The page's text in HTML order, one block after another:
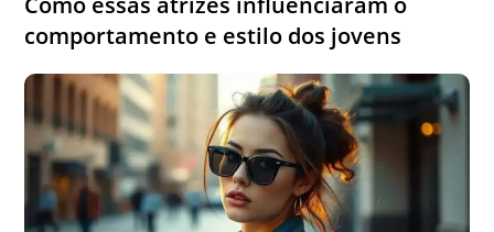
comportamento e estilo dos jovens